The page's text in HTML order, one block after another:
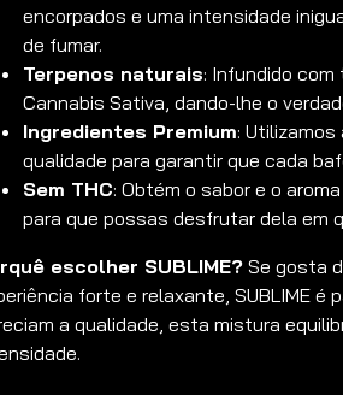
encorpados e uma intensidade
de fumar.
Terpenos naturais: Infundido
Cannabis Sativa, dando-lhe o
Ingredientes Premium:
qualidade para garantir que cada
Sem THC: Obtém o sabor e o
para que possas desfrutar dela em
escolher SUBLIME?Se gosta
forte e relaxante, SUBLIME é
a qualidade, esta mistura